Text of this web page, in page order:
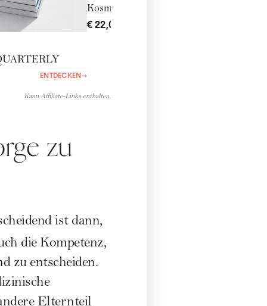
ENTDECKEN→
Kosmetiktasche
€ 22,00
Kann Affiliate-Links enthalten.
zu
ist dann,
die Kompetenz,
zu entscheiden.